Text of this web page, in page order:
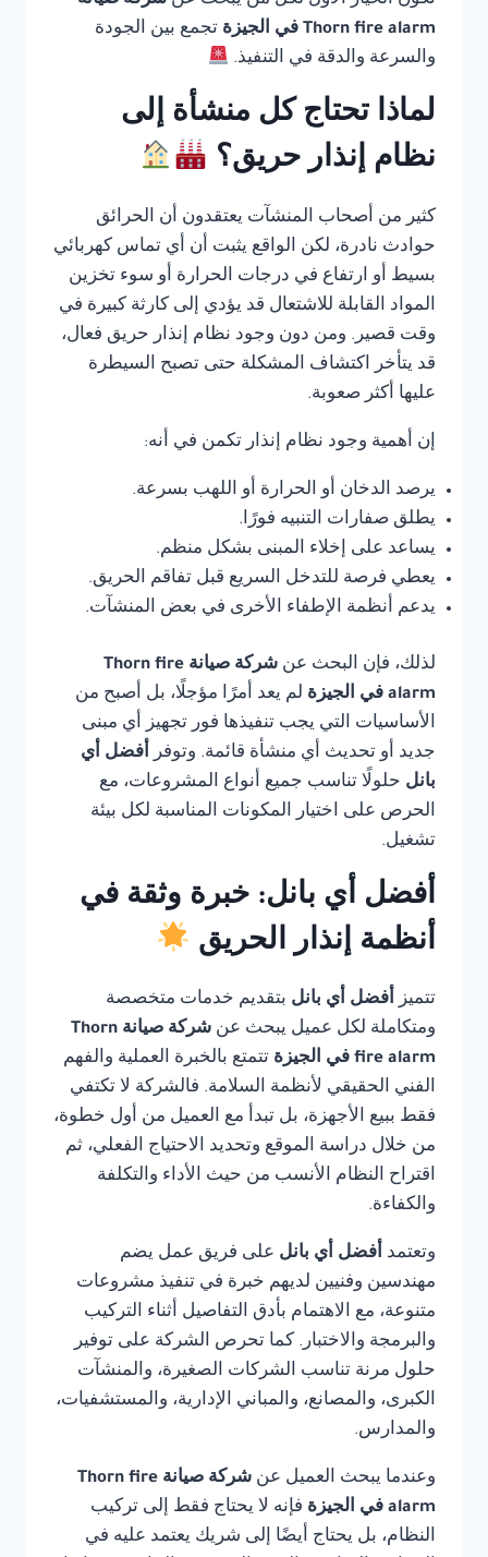
Thorn fire alarm في الجيزة
تجمع بين الجودة
والسرعة والدقة في التنفيذ.
لماذا تحتاج كل منشأة إلى
نظام إنذار حريق؟
كثير من أصحاب المنشآت يعتقدون أن الحرائق
حوادث نادرة، لكن الواقع يثبت أن أي تماس كهربائي
بسيط أو ارتفاع في درجات الحرارة أو سوء تخزين
المواد القابلة للاشتعال قد يؤدي إلى كارثة كبيرة في
وقت قصير. ومن دون وجود نظام إنذار حريق فعال،
قد يتأخر اكتشاف المشكلة حتى تصبح السيطرة
عليها أكثر صعوبة.
إن أهمية وجود نظام إنذار تكمن في أنه:
يرصد الدخان أو الحرارة أو اللهب بسرعة.
يطلق صفارات التنبيه فورًا.
يساعد على إخلاء المبنى بشكل منظم.
يعطي فرصة للتدخل السريع قبل تفاقم الحريق.
يدعم أنظمة الإطفاء الأخرى في بعض المنشآت.
لذلك، فإن البحث عن
شركة صيانة Thorn fire
alarm في الجيزة
لم يعد أمرًا مؤجلًا، بل أصبح من
الأساسيات التي يجب تنفيذها فور تجهيز أي مبنى
جديد أو تحديث أي منشأة قائمة. وتوفر أفضل أي
بانل حلولًا تناسب جميع أنواع المشروعات، مع
الحرص على اختيار المكونات المناسبة لكل بيئة
تشغيل.
أفضل أي بانل: خبرة وثقة في
أنظمة إنذار الحريق
تتميز أفضل أي بانل بتقديم خدمات متخصصة
ومتكاملة لكل عميل يبحث عن
شركة صيانة Thorn
fire alarm في الجيزة
تتمتع بالخبرة العملية والفهم
الفني الحقيقي لأنظمة السلامة. فالشركة لا تكتفي
فقط ببيع الأجهزة، بل تبدأ مع العميل من أول خطوة،
من خلال دراسة الموقع وتحديد الاحتياج الفعلي، ثم
اقتراح النظام الأنسب من حيث الأداء والتكلفة
والكفاءة.
وتعتمد أفضل أي بانل على فريق عمل يضم
مهندسين وفنيين لديهم خبرة في تنفيذ مشروعات
متنوعة، مع الاهتمام بأدق التفاصيل أثناء التركيب
والبرمجة والاختبار. كما تحرص الشركة على توفير
حلول مرنة تناسب الشركات الصغيرة، والمنشآت
الكبرى، والمصانع، والمباني الإدارية، والمستشفيات،
والمدارس.
وعندما يبحث العميل عن
شركة صيانة Thorn fire
alarm في الجيزة
فإنه لا يحتاج فقط إلى تركيب
النظام، بل يحتاج أيضًا إلى شريك يعتمد عليه في